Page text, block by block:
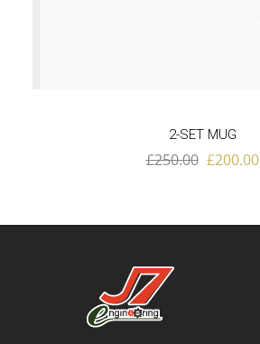
2-SET MUG
£250.00 £200.00